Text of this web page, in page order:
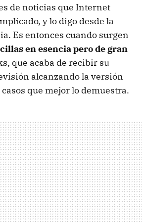
de noticias que Internet
y lo digo desde la
Es entonces cuando surgen
en esencia pero de gran
que acaba de recibir su
alcanzando la versión
que mejor lo demuestra.